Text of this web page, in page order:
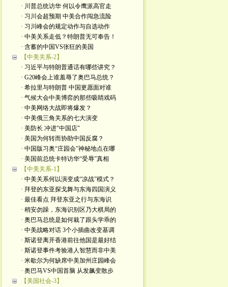
· 川普总统访华 何以令鹰派高官走
· 习川会超预期 中美合作闯急流险
· 习川峰会的规定动作与自选动作
· 中美关系走低？特朗普无可奉告！
· 含蓄的中国VS张狂的美国
【中美关系-2】
· 习近平与特朗普通话有哪些讲究？
· G20峰会上谁羞辱了奥巴马总统？
· 希拉里与特朗普 中国更愿面对谁
· 气候大会中美博弈的那些吸睛戏码
· 中美网络大战即将爆发？
· 中美俄三角关系的七大演变
· 美防长 冲进"中国店"
· 美国为何转而协助中国反腐？
· 中国版习奥“庄园会”神秘地点在哪
· 美国前总统卡特访华“受辱”真相
【中美关系-1】
· 中美关系何以演变成“凉战”模式？
· 拜登的东亚探戈舞与东海四国演义
· 最佳看点 拜登东亚之行与东海识
· 稍安勿躁，东海识别区乃大棋局的
· 奥巴马总统是如何栽了跟头学乖的
· 中美战略对话 3个小插曲改变基调
· 斯诺登离开香港前往他国是最好结
· 斯诺登事件考验港人智慧而非中美
· 米歇尔为何缺席中美加州庄园峰会
· 奥巴马VS中国首脑 从发飙变散步
【美国社会-3】